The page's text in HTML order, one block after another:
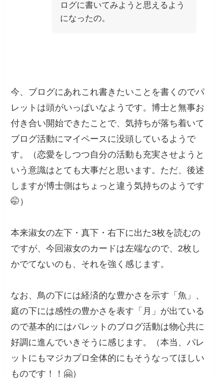
ログに書いてみようと思えるよう
になったの。
今、ブログにあれこれ書きたいことを書くのでパ
レットは頭がいっぱいなようです。博士と無事お
付き合い開始できたことで、気持ちが落ち着いて
ブログ活動にマイペースに没頭しているようで
す。（恋愛をしつつ自分の活動も充実させようと
いう意識はとても大事だと思います。ただ、後述
しますが博士側はちょっと違う気持ちのようです
🤭）
本来淑女の左下・真下・右下に出た3枚を読むの
ですが、今回淑女のカードは左端なので、2枚し
かでてないのも、それを強く感じます。
なお、鳥の下には経済的な豊かさを示す「魚」、
庭の下には感性の豊かさを表す「月」が出ている
ので基本的にはパレットのブログ活動は物心共に
好調に進んでいきそうに感じます。（本当、パレ
ットにもマジカプロ全体的にもそうなってほしい
ものです！！🤗）